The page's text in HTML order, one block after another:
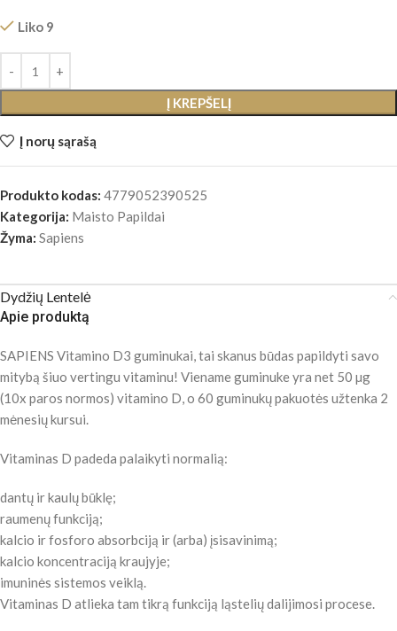
Liko 9
Į KREPŠELĮ
Į norų sąrašą
Produkto kodas: 4779052390525
Kategorija: Maisto Papildai
Žyma: Sapiens
Dydžių Lentelė
Apie produktą
SAPIENS Vitamino D3 guminukai, tai skanus būdas papildyti savo
mitybą šiuo vertingu vitaminu! Viename guminuke yra net 50 µg
(10x paros normos) vitamino D, o 60 guminukų pakuotės užtenka 2
mėnesių kursui.
Vitaminas D padeda palaikyti normalią:
dantų ir kaulų būklę;
raumenų funkciją;
kalcio ir fosforo absorbciją ir (arba) įsisavinimą;
kalcio koncentraciją kraujyje;
imuninės sistemos veiklą.
Vitaminas D atlieka tam tikrą funkciją ląstelių dalijimosi procese.